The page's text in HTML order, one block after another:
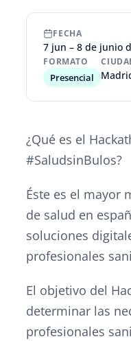
FECHA
7 jun – 8 de junio
FORMATO
Presencial
¿Qué es el
#SaludsinBulos?
Éste es el mayor
de salud en
soluciones
profesionales
El objetivo del
determinar las
profesionales